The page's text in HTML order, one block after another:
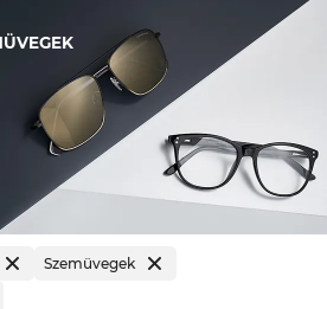
Szemüvegek